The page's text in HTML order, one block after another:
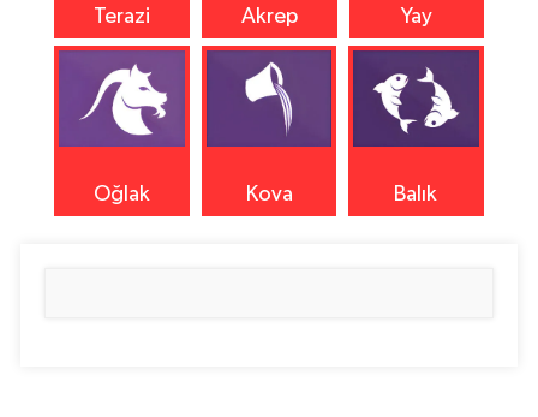
Terazi Akrep Yay
Oğlak Kova Balık